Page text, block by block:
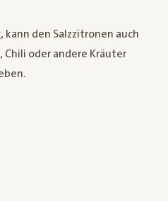
kann den Salzzitronen auch
Chili oder andere Kräuter